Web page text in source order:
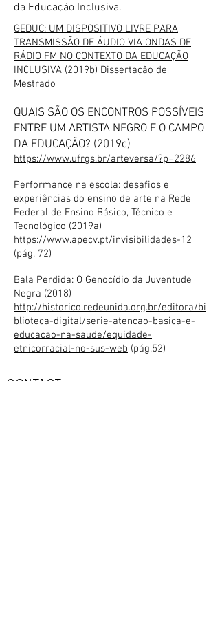
da Educação Inclusiva.
GEDUC: UM DISPOSITIVO LIVRE PARA
TRANSMISSÃO DE ÁUDIO VIA ONDAS DE
RÁDIO FM NO CONTEXTO DA EDUCAÇÃO
INCLUSIVA (2019b) Dissertação de
Mestrado
QUAIS SÃO OS ENCONTROS POSSÍVEIS
ENTRE UM ARTISTA NEGRO E O CAMPO
DA EDUCAÇÃO? (2019c)
https://www.ufrgs.br/arteversa/?p=2286
Performance na escola: desafios e
experiências do ensino de arte na Rede
Federal de Ensino Básico, Técnico e
Tecnológico (2019a)
https://www.apecv.pt/invisibilidades-12
(pág. 72)
Bala Perdida: O Genocídio da Juventude
Negra (2018)
http://historico.redeunida.org.br/editora/bi
blioteca-digital/serie-atencao-basica-e-
educacao-na-saude/equidade-
etnicorracial-no-sus-web (pág.52)
CONTACT